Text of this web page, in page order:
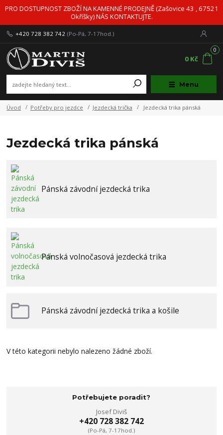
PRO DOSTUPNOST ZBOŽÍ NA KAMENNÉ PRODEJNĚ (Zašovice 43 , 67521
Okříšky) NÁS KONTAKTUJTE.
Menu
+420 728 382 742 (Po-Pá, 7-17hod.)
0
0 Kč
Úvod Potřeby pro jezdce Jezdecká trička Jezdecká trika pánská
Jezdecká trika pánská
Pánská závodní jezdecká trika
Pánská volnočasová jezdecká trika
Pánská závodní jezdecká trika a košile
V této kategorii nebylo nalezeno žádné zboží.
Potřebujete poradit?
Josef Diviš
+420 728 382 742
(Po-Pá, 7-17hod.)